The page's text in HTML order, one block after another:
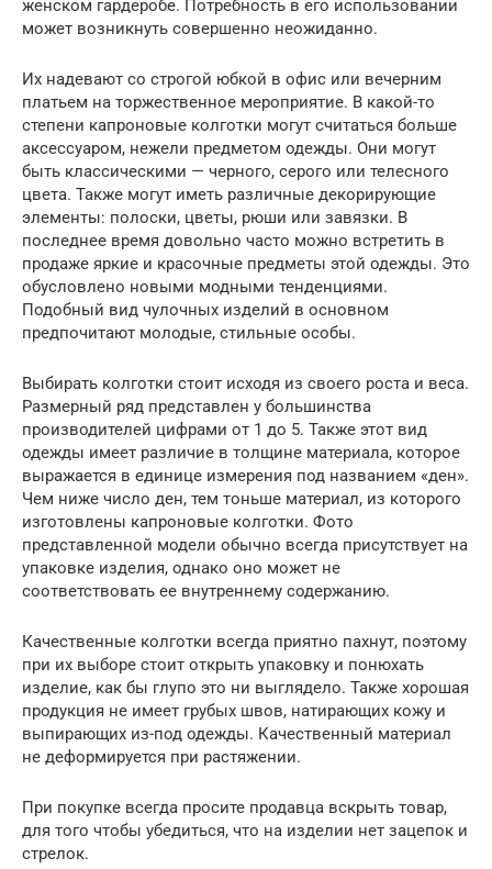
женском гардеробе. Потребность в его использовании
может возникнуть совершенно неожиданно.
Их надевают со строгой юбкой в офис или вечерним
платьем на торжественное мероприятие. В какой-то
степени капроновые колготки могут считаться больше
аксессуаром, нежели предметом одежды. Они могут
быть классическими — черного, серого или телесного
цвета. Также могут иметь различные декорирующие
элементы: полоски, цветы, рюши или завязки. В
последнее время довольно часто можно встретить в
продаже яркие и красочные предметы этой одежды. Это
обусловлено новыми модными тенденциями.
Подобный вид чулочных изделий в основном
предпочитают молодые, стильные особы.
Выбирать колготки стоит исходя из своего роста и веса.
Размерный ряд представлен у большинства
производителей цифрами от 1 до 5. Также этот вид
одежды имеет различие в толщине материала, которое
выражается в единице измерения под названием «ден».
Чем ниже число ден, тем тоньше материал, из которого
изготовлены капроновые колготки. Фото
представленной модели обычно всегда присутствует на
упаковке изделия, однако оно может не
соответствовать ее внутреннему содержанию.
Качественные колготки всегда приятно пахнут, поэтому
при их выборе стоит открыть упаковку и понюхать
изделие, как бы глупо это ни выглядело. Также хорошая
продукция не имеет грубых швов, натирающих кожу и
выпирающих из-под одежды. Качественный материал
не деформируется при растяжении.
При покупке всегда просите продавца вскрыть товар,
для того чтобы убедиться, что на изделии нет зацепок и
стрелок.